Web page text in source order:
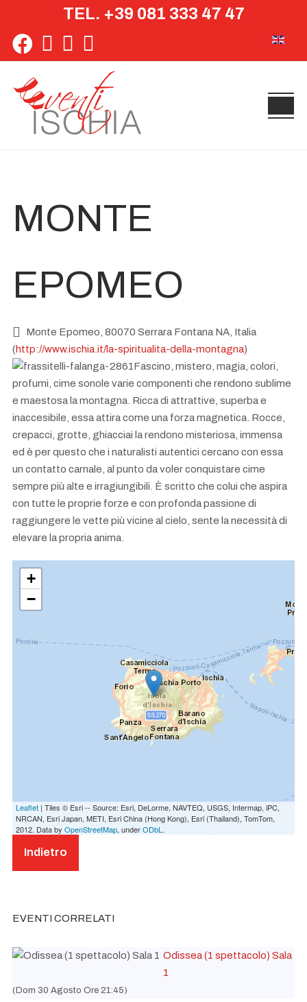
TEL. +39 081 333 47 47
MONTE
EPOMEO
Monte Epomeo, 80070 Serrara Fontana NA, Italia
(http://www.ischia.it/la-spiritualita-della-montagna)
Fascino, mistero, magia, colori,
profumi, cime sonole varie componenti che rendono sublime
e maestosa la montagna. Ricca di attrattive, superba e
inaccesibile, essa attira come una forza magnetica. Rocce,
crepacci, grotte, ghiacciai la rendono misteriosa, immensa
ed è per questo che i naturalisti autentici cercano con essa
un contatto carnale, al punto da voler conquistare cime
sempre più alte e irragiungibili. È scritto che colui che aspira
con tutte le proprie forze e con profonda passione di
raggiungere le vette più vicine al cielo, sente la necessità di
elevare la propria anima.
+
−
Leaflet | Tiles © Esri -- Source: Esri, DeLorme, NAVTEQ, USGS, Intermap, iPC,
NRCAN, Esri Japan, METI, Esri China (Hong Kong), Esri (Thailand), TomTom,
2012. Data by OpenStreetMap, underODbL .
Indietro
EVENTI CORRELATI
Odissea (1 spettacolo) Sala
1
(Dom 30 Agosto Ore 21:45)